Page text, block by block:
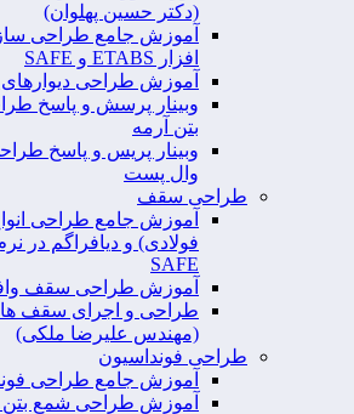
(دکتر حسین پهلوان)
آموزش جامع طراحی
افزار ETABS و SAFE
آموزش طراحی
وبینار پرسش و پاسخ
بتن آرمه
وبینار پریس و پاسخ
وال پست
طراحی سقف
آموزش جامع طراحی
SAFE
آموزش طراحی سقف
طراحی و اجرای سقف
(مهندس علیرضا ملکی)
طراحی فونداسیون
آموزش جامع طراحی
آموزش طراحی شمع بتن